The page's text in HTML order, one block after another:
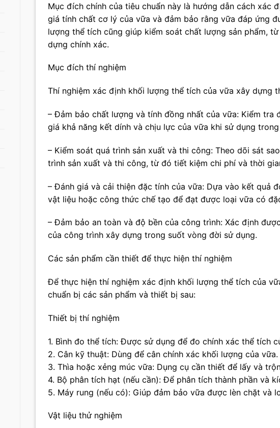
Mục đích chính của tiêu chuẩn này là hướng dẫn cách
giá tính chất cơ lý của vữa và đảm bảo rằng vữa đáp ứng
lượng thể tích cũng giúp kiểm soát chất lượng sản phẩm,
dựng chính xác.
Mục đích thí nghiệm
Thí nghiệm xác định khối lượng thể tích của vữa xây dựng
– Đảm bảo chất lượng và tính đồng nhất của vữa: Kiểm
giá khả năng kết dính và chịu lực của vữa khi sử dụng
– Kiểm soát quá trình sản xuất và thi công: Theo dõi sát
trình sản xuất và thi công, từ đó tiết kiệm chi phí và thời
– Đánh giá và cải thiện đặc tính của vữa: Dựa vào kết quả
vật liệu hoặc công thức chế tạo để đạt được loại vữa có
– Đảm bảo an toàn và độ bền của công trình: Xác định
của công trình xây dựng trong suốt vòng đời sử dụng.
Các sản phẩm cần thiết để thực hiện thí nghiệm
Để thực hiện thí nghiệm xác định khối lượng thể tích của
chuẩn bị các sản phẩm và thiết bị sau:
Thiết bị thí nghiệm
1. Bình đo thể tích: Được sử dụng để đo chính xác thể tích
2. Cân kỹ thuật: Dùng để cân chính xác khối lượng của vữa.
3. Thìa hoặc xẻng múc vữa: Dụng cụ cần thiết để lấy và
4. Bộ phân tích hạt (nếu cần): Để phân tích thành phần và
5. Máy rung (nếu có): Giúp đảm bảo vữa được lèn chặt và
Vật liệu thử nghiệm